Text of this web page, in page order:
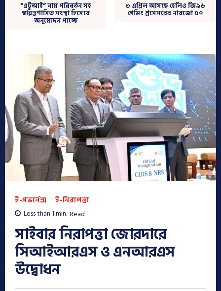
“এটুআই” নাম পরিবর্তন সহ
স্বায়ত্তশাসিত সংস্থা হিসেবে
অনুমোদন পাচ্ছে
৩ এপ্রিল আসছে হেলিও জি৯৬
গেমিং প্রসেসরের নারজো ৫০